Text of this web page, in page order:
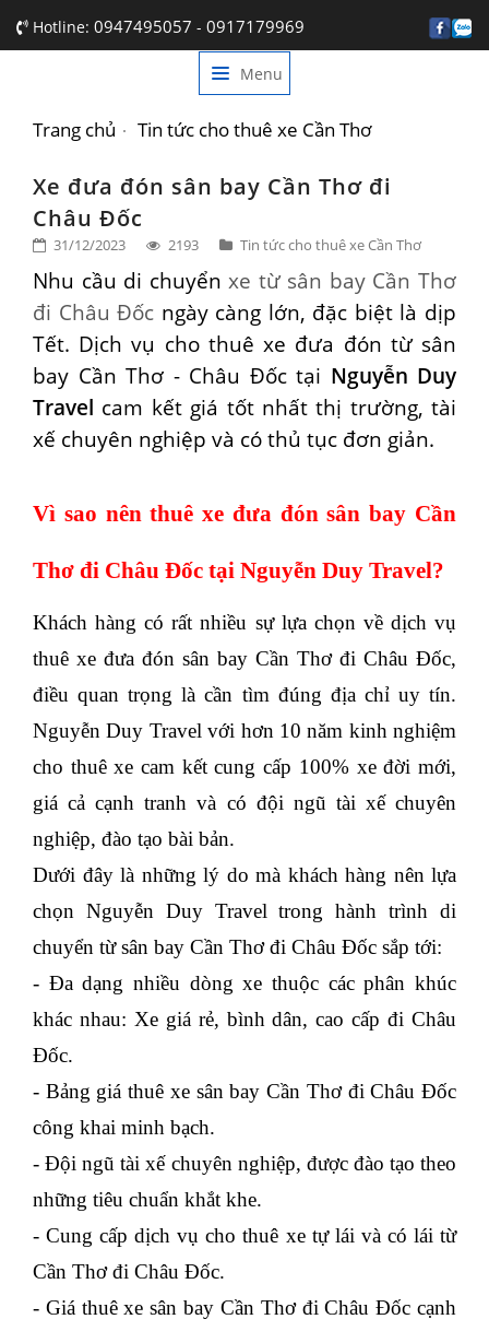
Hotline: 0947495057 - 0917179969
Menu
GIỚI THIỆU
DỊCH VỤ
BẢNG GIÁ
TIN TỨC
LIÊN HỆ
Trang chủ Tin tức cho thuê xe Cần Thơ
Xe đưa đón sân bay Cần Thơ đi
Châu Đốc
31/12/2023 2193 Tin tức cho thuê xe Cần Thơ
Nhu cầu di chuyểnxe từ sân bay Cần Thơ
đi Châu Đốc ngày càng lớn, đặc biệt là dịp
Tết. Dịch vụ cho thuê xe đưa đón từ sân
bay Cần Thơ - Châu Đốc tại Nguyễn Duy
Travel cam kết giá tốt nhất thị trường, tài
xế chuyên nghiệp và có thủ tục đơn giản.
Vì sao nên thuê xe đưa đón sân bay Cần
Thơ đi Châu Đốc tại Nguyễn Duy Travel?
Khách hàng có rất nhiều sự lựa chọn về dịch vụ
thuê xe đưa đón sân bay Cần Thơ đi Châu Đốc,
điều quan trọng là cần tìm đúng địa chỉ uy tín.
Nguyễn Duy Travel với hơn 10 năm kinh nghiệm
cho thuê xe cam kết cung cấp 100% xe đời mới,
giá cả cạnh tranh và có đội ngũ tài xế chuyên
nghiệp, đào tạo bài bản.
Dưới đây là những lý do mà khách hàng nên lựa
chọn Nguyễn Duy Travel trong hành trình di
chuyển từ sân bay Cần Thơ đi Châu Đốc sắp tới:
- Đa dạng nhiều dòng xe thuộc các phân khúc
khác nhau: Xe giá rẻ, bình dân, cao cấp đi Châu
Đốc.
- Bảng giá thuê xe sân bay Cần Thơ đi Châu Đốc
công khai minh bạch.
- Đội ngũ tài xế chuyên nghiệp, được đào tạo theo
những tiêu chuẩn khắt khe.
- Cung cấp dịch vụ cho thuê xe tự lái và có lái từ
Cần Thơ đi Châu Đốc.
- Giá thuê xe sân bay Cần Thơ đi Châu Đốc cạnh